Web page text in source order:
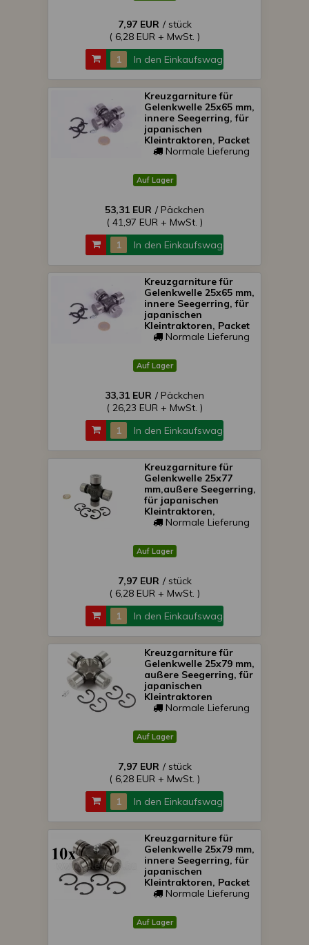
7,97 EUR / stück
( 6,28 EUR + MwSt. )
In den Einkaufswagen
Kreuzgarniture für
Gelenkwelle 25x65 mm,
innere Seegerring, für
japanischen
Kleintraktoren, Packet
von 10 Stück
Normale Lieferung
Auf Lager
53,31 EUR / Päckchen
( 41,97 EUR + MwSt. )
In den Einkaufswagen
Kreuzgarniture für
Gelenkwelle 25x65 mm,
innere Seegerring, für
japanischen
Kleintraktoren, Packet
von 5 Stück
Normale Lieferung
Auf Lager
33,31 EUR / Päckchen
( 26,23 EUR + MwSt. )
In den Einkaufswagen
Kreuzgarniture für
Gelenkwelle 25x77
mm,außere Seegerring,
für japanischen
Kleintraktoren,
Normale Lieferung
Auf Lager
7,97 EUR / stück
( 6,28 EUR + MwSt. )
In den Einkaufswagen
Kreuzgarniture für
Gelenkwelle 25x79 mm,
außere Seegerring, für
japanischen
Kleintraktoren
Normale Lieferung
Auf Lager
7,97 EUR / stück
( 6,28 EUR + MwSt. )
In den Einkaufswagen
Kreuzgarniture für
Gelenkwelle 25x79 mm,
innere Seegerring, für
japanischen
Kleintraktoren, Packet
von 10 Stück,
Normale Lieferung
Auf Lager